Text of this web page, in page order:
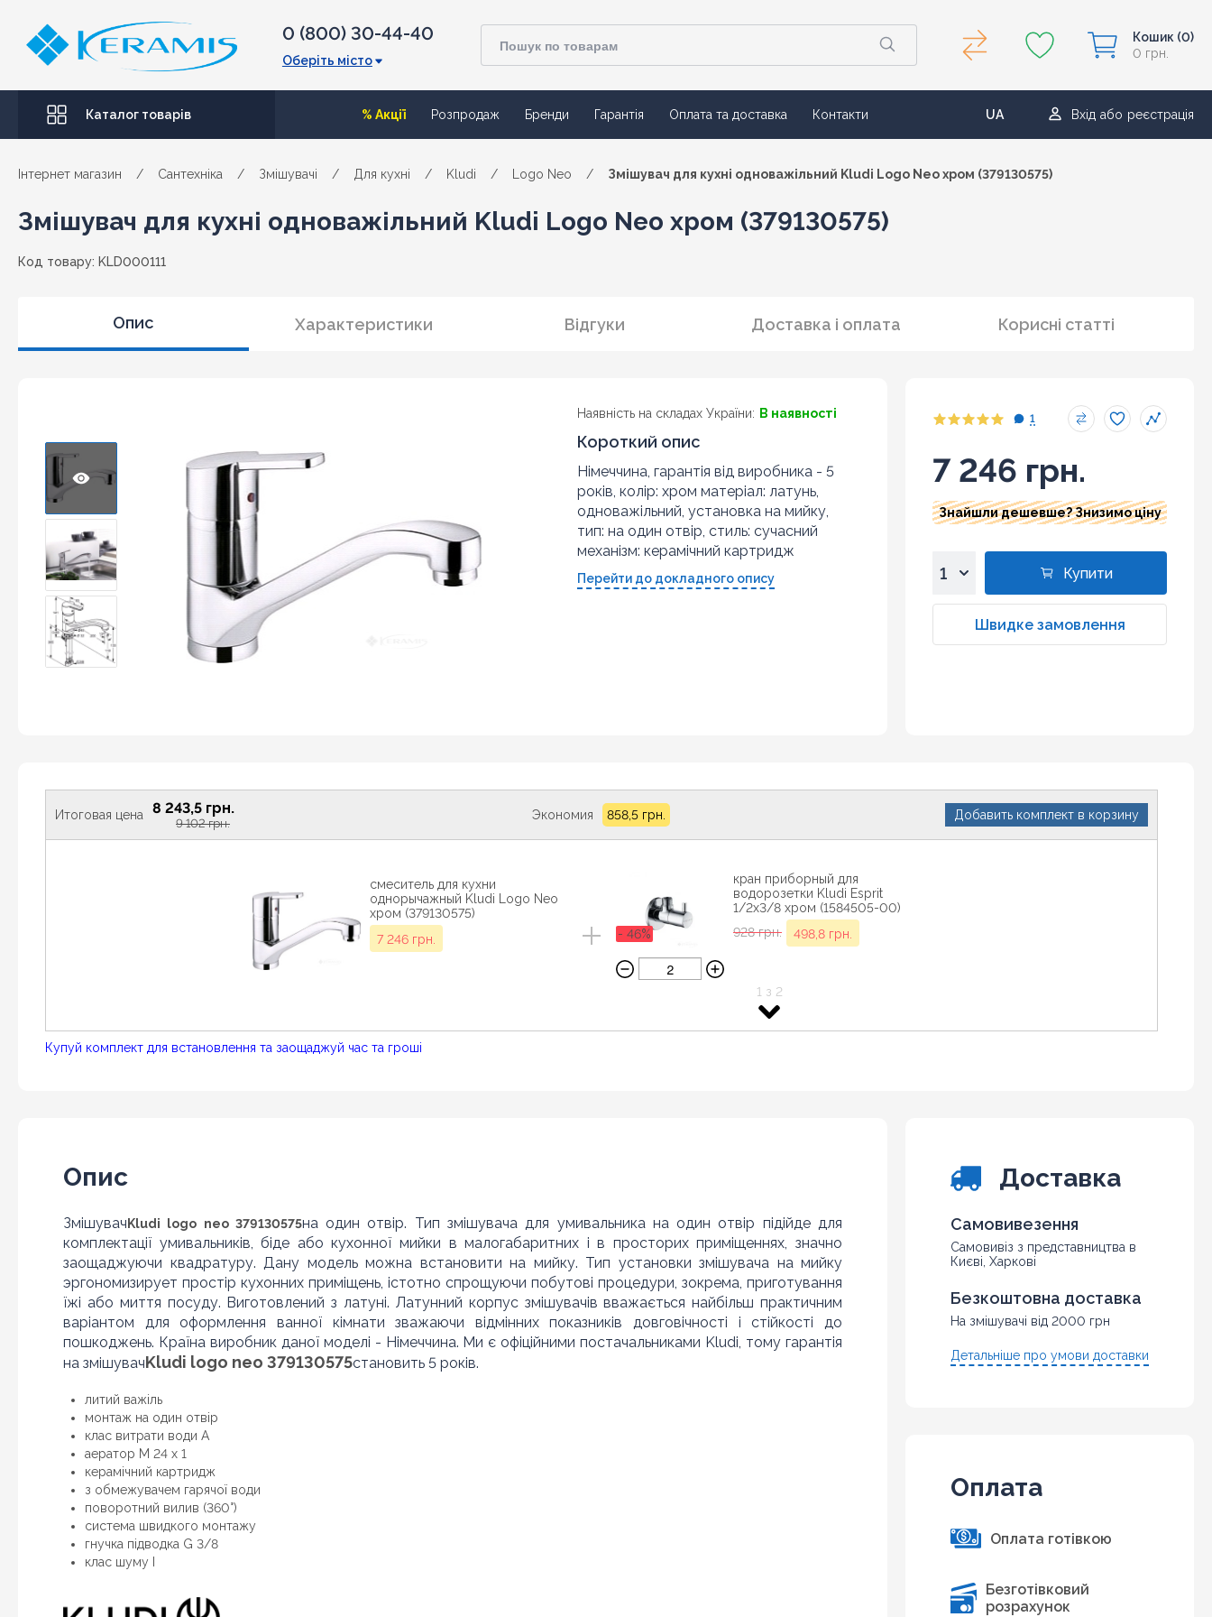
0 (800) 30-44-40
Оберіть місто
Кошик (0)
0 грн.
Каталог товарів % Акції Розпродаж Бренди Гарантія Оплата та доставка Контакти
UA
RU
Вхід або реєстрація
Інтернет магазин / Сантехніка / Змішувачі / Для кухні / Kludi / Logo Neo / Змішувач для кухні одноважільний Kludi Logo Neo хром (379130575)
Змішувач для кухні одноважільний Kludi Logo Neo хром (379130575)
Код товару: KLD000111
Опис Характеристики Відгуки Доставка і оплата Корисні статті
Наявність на складах України: В наявності
Короткий опис
Німеччина, гарантія від виробника - 5
років, колір: хром матеріал: латунь,
одноважільний, установка на мийку,
тип: на один отвір, стиль: сучасний
механізм: керамічний картридж
Перейти до докладного опису
1
7 246 грн.
Знайшли дешевше? Знизимо ціну
3
10
Купити
Швидке замовлення
Итоговая цена 8 243,5 грн.
9 102 грн.
Экономия 858,5 грн. Добавить комплект в корзину
смеситель для кухни
однорычажный Kludi Logo Neo
хром (379130575)
7 246 грн.
- 46%
кран приборный для
водорозетки Kludi Esprit
1/2x3/8 хром (1584505-00)
928 грн.
498,8 грн.
1 з 2
кран приборный для
водорозетки Kludi Esprit
Купуй комплект для встановлення та заощаджуй час та гроші
Опис
Змішувач Kludi logo neo 379130575на один отвір. Тип змішувача для умивальника на один отвір підійде для
комплектації умивальників, біде або кухонної мийки в малогабаритних і в просторих приміщеннях, значно
заощаджуючи квадратуру. Дану модель можна встановити на мийку. Тип установки змішувача на мийку
эргономизирует простір кухонних приміщень, істотно спрощуючи побутові процедури, зокрема, приготування
їжі або миття посуду. Виготовлений з латуні. Латунний корпус змішувачів вважається найбільш практичним
варіантом для оформлення ванної кімнати зважаючи відмінних показників довговічності і стійкості до
пошкоджень. Країна виробник даної моделі - Німеччина. Ми є офіційними постачальниками Kludi, тому гарантія
на змішувачKludi logo neo 379130575становить 5 років.
литий важіль
монтаж на один отвір
клас витрати води А
аератор M 24 x 1
керамічний картридж
з обмежувачем гарячої води
поворотний вилив (360°)
система швидкого монтажу
гнучка підводка G 3/8
клас шуму I
Доставка
Самовивезення
Самовивіз з представництва в
Києві, Харкові
Безкоштовна доставка
На змішувачі від 2000 грн
Детальніше про умови доставки
Оплата
Оплата готівкою
Безготівковий
розрахунок